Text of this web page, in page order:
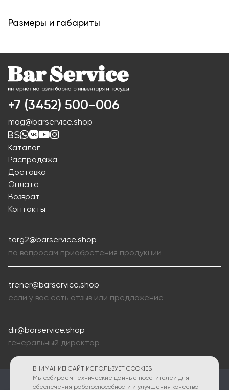
Размеры и габариты
+7 (3452) 500-006
mag@barservice.shop
Каталог
Распродажа
Доставка
Оплата
Возврат
Контакты
torg2@barservice.shop
по вопросам приобретения продукции
trener@barservice.shop
если у вас есть отзыв или предложение
dir@barservice.shop
генеральный директор
ПОЛИТИКА КОНФИДЕНЦИАЛЬНОСТИ
ВНИМАНИЕ! САЙТ ИСПОЛЬЗУЕТ COOKIES
Мы собираем технические данные посетителей для
обеспечения работоспособности и улучшения качества